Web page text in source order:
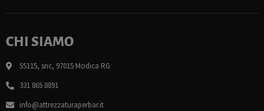
CHI SIAMO
SS115, snc, 97015 Modica RG
331 865 8891
info@attrezzaturaperbar.it